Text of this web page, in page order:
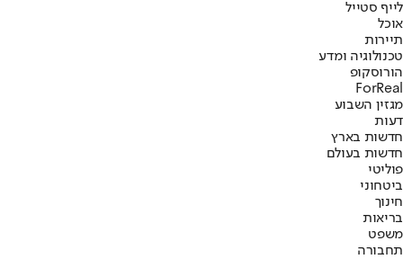
לייף סטייל
אוכל
תיירות
טכנולוגיה ומדע
הורוסקופ
ForReal
מגזין השבוע
דעות
חדשות בארץ
חדשות בעולם
פוליטי
ביטחוני
חינוך
בריאות
משפט
תחבורה